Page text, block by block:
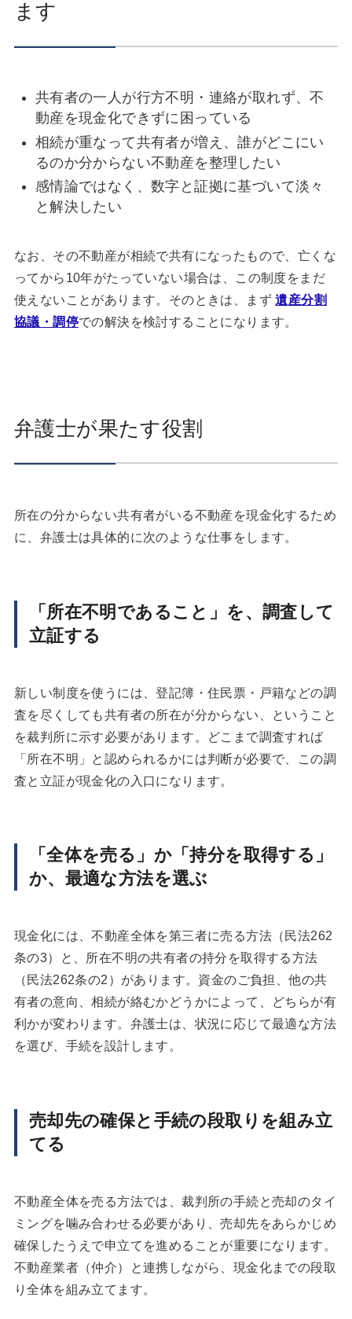
ます
共有者の一人が行方不明・連絡が取れず、不
動産を現金化できずに困っている
相続が重なって共有者が増え、誰がどこにい
るのか分からない不動産を整理したい
感情論ではなく、数字と証拠に基づいて淡々
と解決したい
なお、その不動産が相続で共有になったもので、亡くな
ってから10年がたっていない場合は、この制度をまだ
使えないことがあります。そのときは、まず遺産分割
協議・調停での解決を検討することになります。
弁護士が果たす役割
所在の分からない共有者がいる不動産を現金化するため
に、弁護士は具体的に次のような仕事をします。
「所在不明であること」を、調査して
立証する
新しい制度を使うには、登記簿・住民票・戸籍などの調
査を尽くしても共有者の所在が分からない、ということ
を裁判所に示す必要があります。どこまで調査すれば
「所在不明」と認められるかには判断が必要で、この調
査と立証が現金化の入口になります。
「全体を売る」か「持分を取得する」
か、最適な方法を選ぶ
現金化には、不動産全体を第三者に売る方法（民法262
条の3）と、所在不明の共有者の持分を取得する方法
（民法262条の2）があります。資金のご負担、他の共
有者の意向、相続が絡むかどうかによって、どちらが有
利かが変わります。弁護士は、状況に応じて最適な方法
を選び、手続を設計します。
売却先の確保と手続の段取りを組み立
てる
不動産全体を売る方法では、裁判所の手続と売却のタイ
ミングを噛み合わせる必要があり、売却先をあらかじめ
確保したうえで申立てを進めることが重要になります。
不動産業者（仲介）と連携しながら、現金化までの段取
り全体を組み立てます。